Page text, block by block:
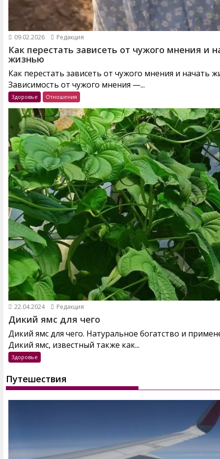
09.02.2026 Редакция
Как перестать зависеть от чужого мнения и
жизнью
Как перестать зависеть от чужого мнения и начать
Зависимость от чужого мнения —...
Здоровье Отношения
22.04.2024 Редакция
Дикий ямс для чего
Дикий ямс для чего. Натуральное богатство и
Дикий ямс, известный также как...
Здоровье
Путешествия